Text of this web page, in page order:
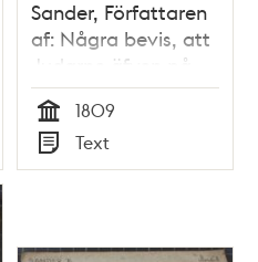
Sander, Författaren
af: Några bevis, att
Judarne äfven på
sitt sätt bidraga till
den allmänna
nöden i Sverige.
Tid
1809
Typ
Text